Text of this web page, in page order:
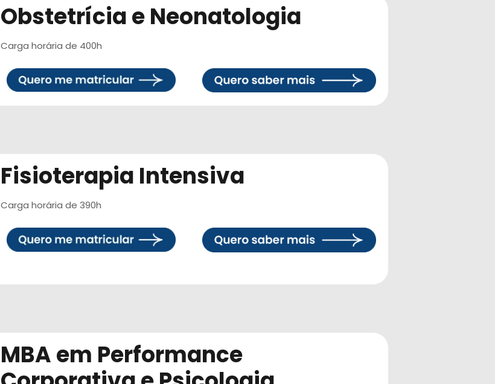
Obstetrícia e Neonatologia
Carga horária de 400h
Fisioterapia Intensiva
Carga horária de 390h
MBA em Performance